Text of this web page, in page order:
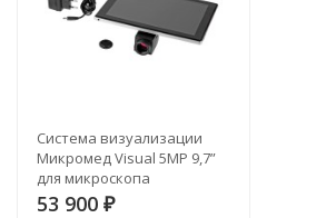
Система визуализации
Микромед Visual 5MP 9,7”
для микроскопа
53 900 ₽